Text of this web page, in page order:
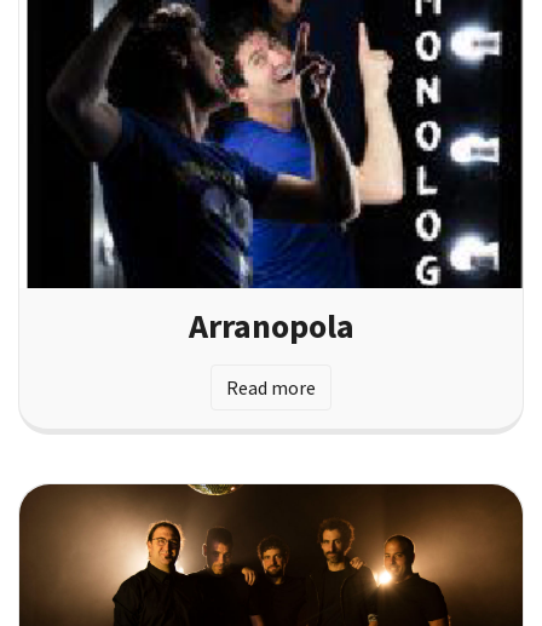
Arranopola
Read more